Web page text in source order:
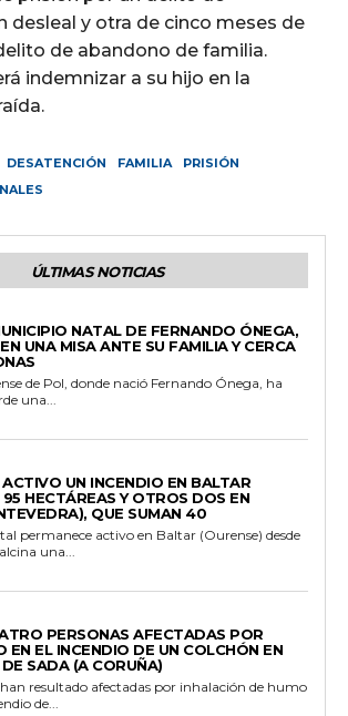
desleal y otra de cinco meses de
de abandono de familia.
indemnizar a su hijo en la
DESATENCIÓN FAMILIA
PRISIÓN
ÚLTIMAS NOTICIAS
NATAL DE FERNANDO ÓNEGA,
UNA MISA ANTE SU FAMILIA Y CERCA
de Pol, donde nació Fernando Ónega, ha
una...
UN INCENDIO EN BALTAR
HECTÁREAS Y OTROS DOS EN
QUE SUMAN 40
permanece activo en Baltar (Ourense) desde
una...
PERSONAS AFECTADAS POR
EN EL INCENDIO DE UN COLCHÓN EN
SADA (A CORUÑA)
resultado afectadas por inhalación de humo
de...